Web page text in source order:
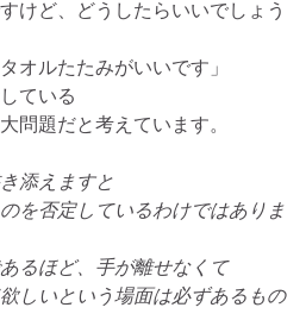
けど、どうしたらいいでしょう
オルたたみがいいです」
ている
問題だと考えています。
添えますと
否定しているわけではありま
ほど、手が離せなくて
いという場面は必ずあるもの